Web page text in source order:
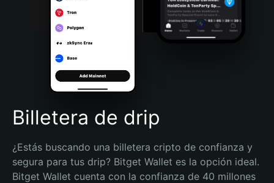
Português (Brasil)
Español (Argentina)
Billetera de drip
¿Estás buscando una billetera cripto de confianza y
segura para tus drip? Bitget Wallet es la opción ideal.
Bitget Wallet cuenta con la confianza de 40 millones